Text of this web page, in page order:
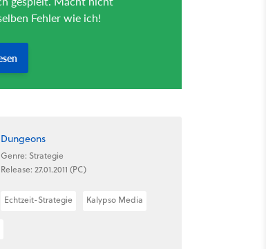
Dungeons
Genre: Strategie
Release: 27.01.2011 (PC)
Echtzeit-Strategie Kalypso Media